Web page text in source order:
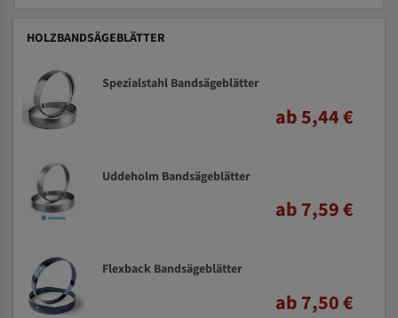
HOLZBANDSÄGEBLÄTTER
Spezialstahl Bandsägeblätter
ab 5,44 €
Uddeholm Bandsägeblätter
ab 7,59 €
Flexback Bandsägeblätter
ab 7,50 €